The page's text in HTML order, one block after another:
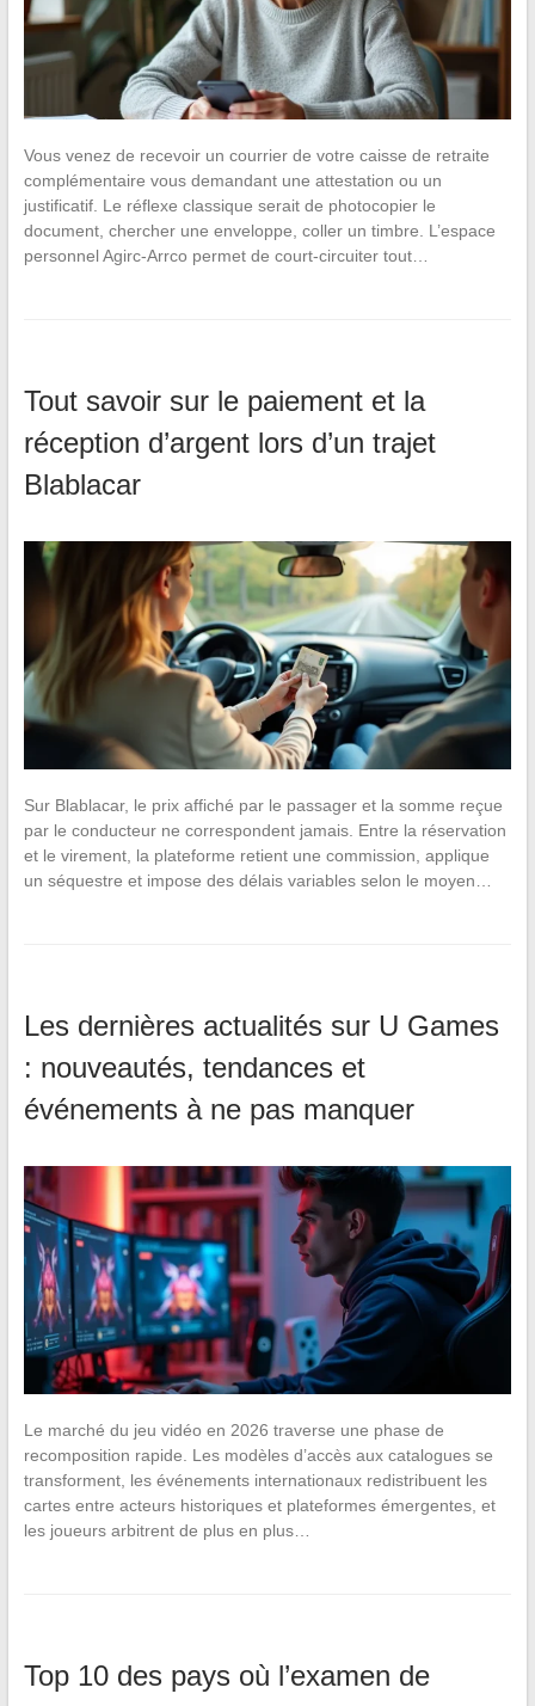
Vous venez de recevoir un courrier de votre caisse de retraite
complémentaire vous demandant une attestation ou un
justificatif. Le réflexe classique serait de photocopier le
document, chercher une enveloppe, coller un timbre. L’espace
personnel Agirc-Arrco permet de court-circuiter tout…
Tout savoir sur le paiement et la
réception d’argent lors d’un trajet
Blablacar
Sur Blablacar, le prix affiché par le passager et la somme reçue
par le conducteur ne correspondent jamais. Entre la réservation
et le virement, la plateforme retient une commission, applique
un séquestre et impose des délais variables selon le moyen…
Les dernières actualités sur U Games
: nouveautés, tendances et
événements à ne pas manquer
Le marché du jeu vidéo en 2026 traverse une phase de
recomposition rapide. Les modèles d’accès aux catalogues se
transforment, les événements internationaux redistribuent les
cartes entre acteurs historiques et plateformes émergentes, et
les joueurs arbitrent de plus en plus…
Top 10 des pays où l’examen de